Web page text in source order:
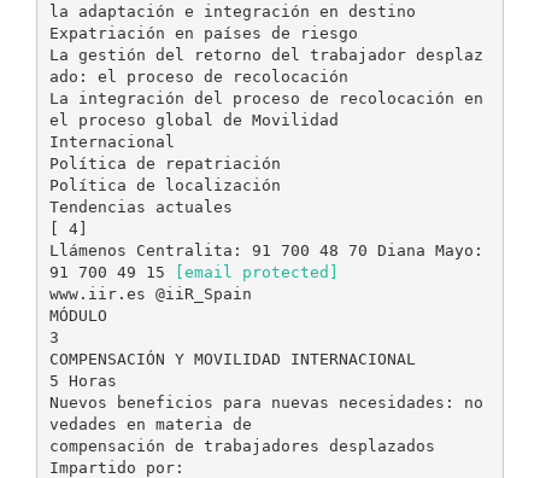
la adaptación e integración en destino
Expatriación en países de riesgo
La gestión del retorno del trabajador desplaz
ado: el proceso de recolocación
La integración del proceso de recolocación en
el proceso global de Movilidad
Internacional
Política de repatriación
Política de localización
Tendencias actuales
[ 4]
Llámenos Centralita: 91 700 48 70 Diana Mayo:
91 700 49 15
[email protected]
www.iir.es @iiR_Spain
MÓDULO
3
COMPENSACIÓN Y MOVILIDAD INTERNACIONAL
5 Horas
Nuevos beneficios para nuevas necesidades: no
vedades en materia de
compensación de trabajadores desplazados
Impartido por: